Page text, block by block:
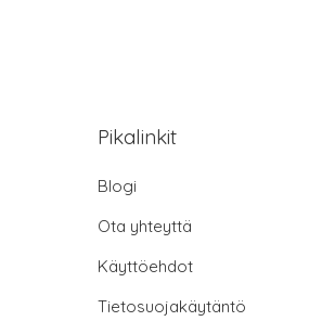
Pikalinkit
Blogi
Ota yhteyttä
Käyttöehdot
Tietosuojakäytäntö